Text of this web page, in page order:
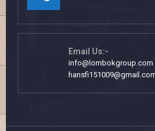
Email Us:-
info@lombokgroup.com